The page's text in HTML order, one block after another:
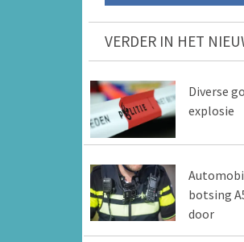
VERDER IN HET
Diverse
explosie
botsing
door